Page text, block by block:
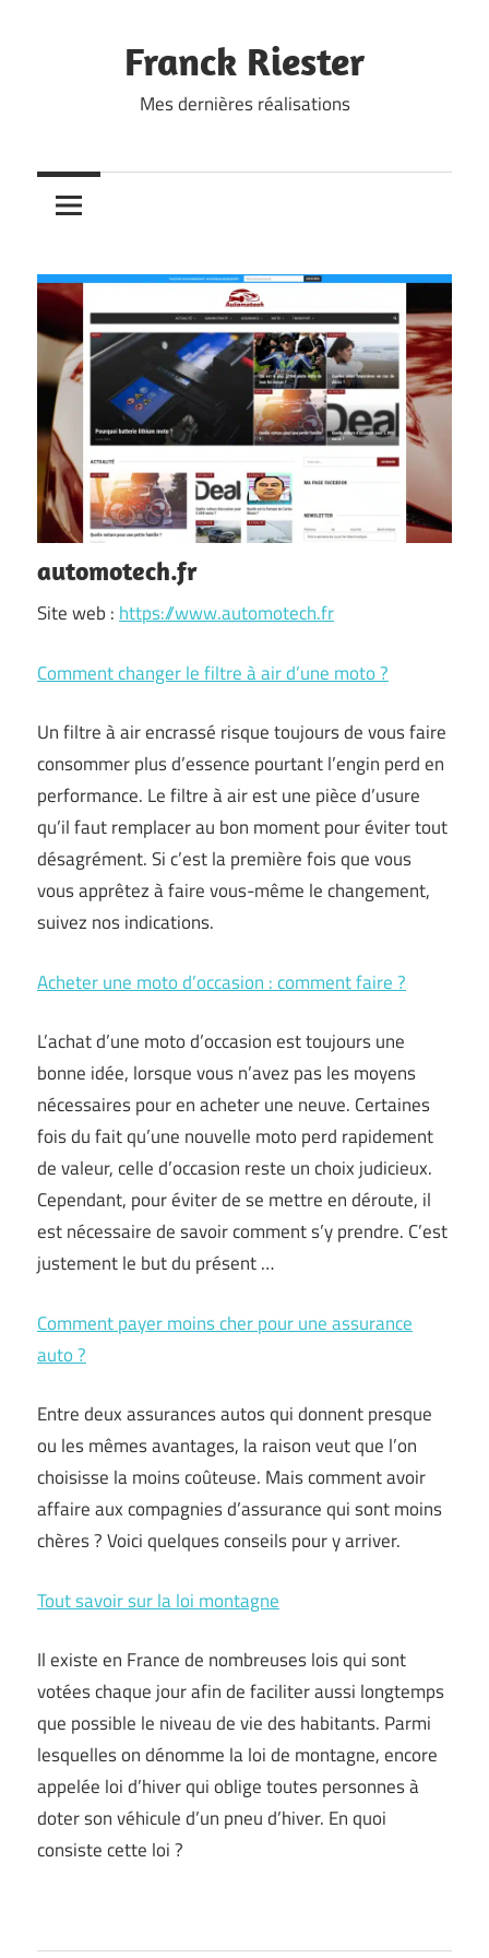
Franck Riester
Mes dernières réalisations
automotech.fr
Site web : https://www.automotech.fr
Comment changer le filtre à air d’une moto ?
Un filtre à air encrassé risque toujours de vous faire
consommer plus d’essence pourtant l’engin perd en
performance. Le filtre à air est une pièce d’usure
qu’il faut remplacer au bon moment pour éviter tout
désagrément. Si c’est la première fois que vous
vous apprêtez à faire vous-même le changement,
suivez nos indications.
Acheter une moto d’occasion : comment faire ?
L’achat d’une moto d’occasion est toujours une
bonne idée, lorsque vous n’avez pas les moyens
nécessaires pour en acheter une neuve. Certaines
fois du fait qu’une nouvelle moto perd rapidement
de valeur, celle d’occasion reste un choix judicieux.
Cependant, pour éviter de se mettre en déroute, il
est nécessaire de savoir comment s’y prendre. C’est
justement le but du présent…
Comment payer moins cher pour une assurance
auto ?
Entre deux assurances autos qui donnent presque
ou les mêmes avantages, la raison veut que l’on
choisisse la moins coûteuse. Mais comment avoir
affaire aux compagnies d’assurance qui sont moins
chères ? Voici quelques conseils pour y arriver.
Tout savoir sur la loi montagne
Il existe en France de nombreuses lois qui sont
votées chaque jour afin de faciliter aussi longtemps
que possible le niveau de vie des habitants. Parmi
lesquelles on dénomme la loi de montagne, encore
appelée loi d’hiver qui oblige toutes personnes à
doter son véhicule d’un pneu d’hiver. En quoi
consiste cette loi ?